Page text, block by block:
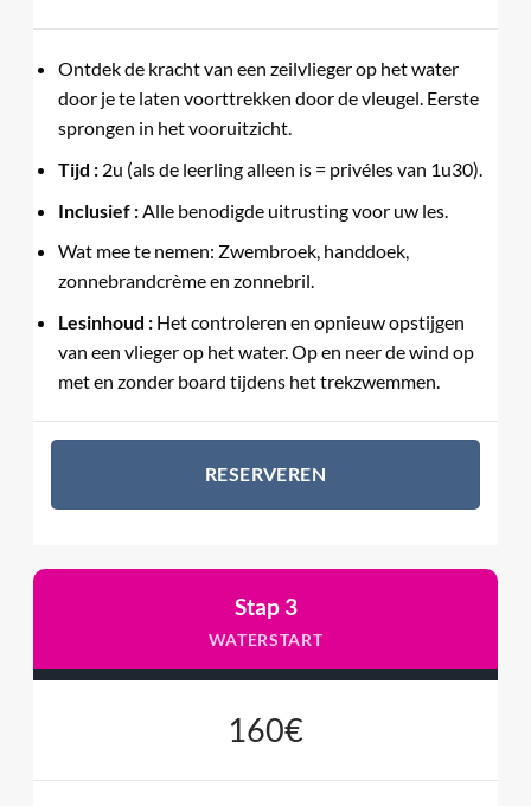
Ontdek de kracht van een zeilvlieger op het water
door je te laten voorttrekken door de vleugel. Eerste
sprongen in het vooruitzicht.
Tijd : 2u (als de leerling alleen is = privéles van 1u30).
Inclusief : Alle benodigde uitrusting voor uw les.
Wat mee te nemen: Zwembroek, handdoek,
zonnebrandcrème en zonnebril.
Lesinhoud : Het controleren en opnieuw opstijgen
van een vlieger op het water. Op en neer de wind op
met en zonder board tijdens het trekzwemmen.
RESERVEREN
Stap 3
WATERSTART
160€